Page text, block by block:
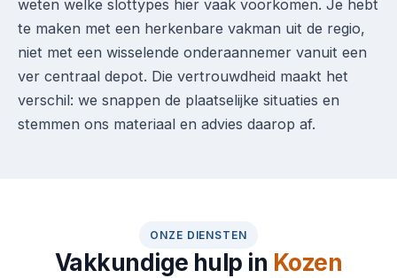
weten welke slottypes hier vaak voorkomen. Je hebt
te maken met een herkenbare vakman uit de regio,
niet met een wisselende onderaannemer vanuit een
ver centraal depot. Die vertrouwdheid maakt het
verschil: we snappen de plaatselijke situaties en
stemmen ons materiaal en advies daarop af.
ONZE DIENSTEN
Vakkundige hulp in Kozen